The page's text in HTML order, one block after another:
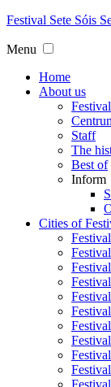
Festival Sete Sóis
Menu
Home
About us
Staff
The
Best of
Inform
Cities of